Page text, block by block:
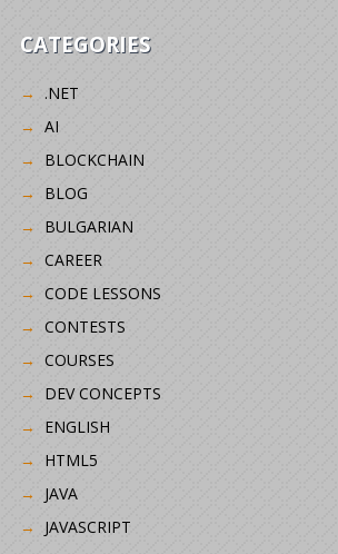
CATEGORIES
.NET
AI
BLOCKCHAIN
BLOG
BULGARIAN
CAREER
CODE LESSONS
CONTESTS
COURSES
DEV CONCEPTS
ENGLISH
HTML5
JAVA
JAVASCRIPT